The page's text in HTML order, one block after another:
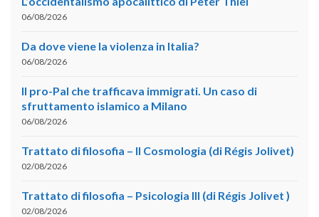
06/08/2026
Da dove viene la violenza in Italia?
06/08/2026
Il pro-Pal che trafficava immigrati. Un caso di
sfruttamento islamico a Milano
06/08/2026
Trattato di filosofia – II Cosmologia (di Régis Jolivet)
02/08/2026
Trattato di filosofia – Psicologia III (di Régis Jolivet )
02/08/2026